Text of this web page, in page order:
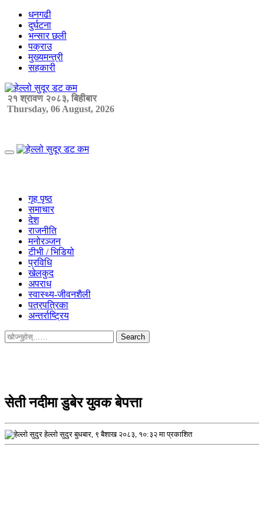
Skip
content
धनगढी
दुर्घटना
भन्सार छली
पक्राउ
मुख्यमन्त्री
सहकारी
२१ श्रावण २०८३, बिहीबार
Thursday, 06 August, 2026
Primary
गृह पृष्ठ
समाचार
देश
राजनीति
मनोरञ्जन
टीभी / भिडियो
प्रविधि
खेलकुद
अपराध
स्वास्थ्य-जीवनशैली
पत्रपत्रिका
अन्तर्राष्ट्रिय
Search
for:
सेती नदीमा डुबेर युवक बेपत्ता
हेल्लो सुदुर बुधबार, ९ बैशाख २०८३, १०:३२ मा प्रकाशित